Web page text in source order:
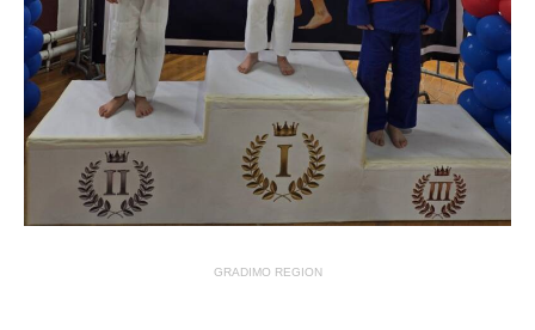
GRADIMO REGION